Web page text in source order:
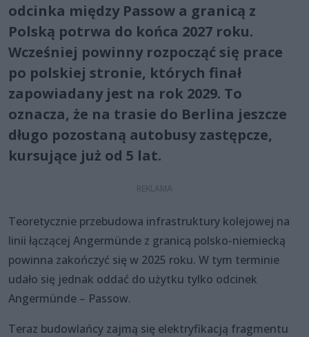
odcinka między Passow a granicą z
Polską potrwa do końca 2027 roku.
Wcześniej powinny rozpocząć się prace
po polskiej stronie, których finał
zapowiadany jest na rok 2029. To
oznacza, że na trasie do Berlina jeszcze
długo pozostaną autobusy zastępcze,
kursujące już od 5 lat.
Teoretycznie przebudowa infrastruktury kolejowej na
linii łączącej Angermünde z granicą polsko-niemiecką
powinna zakończyć się w 2025 roku. W tym terminie
udało się jednak oddać do użytku tylko odcinek
Angermünde – Passow.
Teraz budowlańcy zajmą się elektryfikacją fragmentu